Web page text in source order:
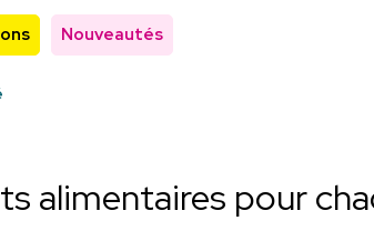
Nouveautés
alimentaires pour